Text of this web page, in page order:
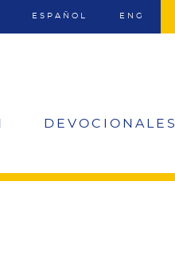
ESPAÑOL ENG
DEVOCIONALES